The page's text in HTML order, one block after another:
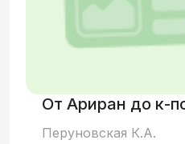
От Ариран до к-
Перуновская К.А.